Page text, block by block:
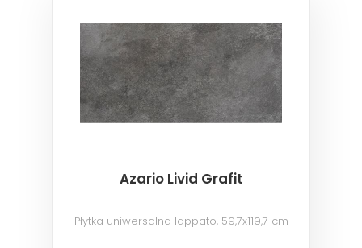
Azario Livid Grafit
Płytka uniwersalna lappato, 59,7x119,7 cm